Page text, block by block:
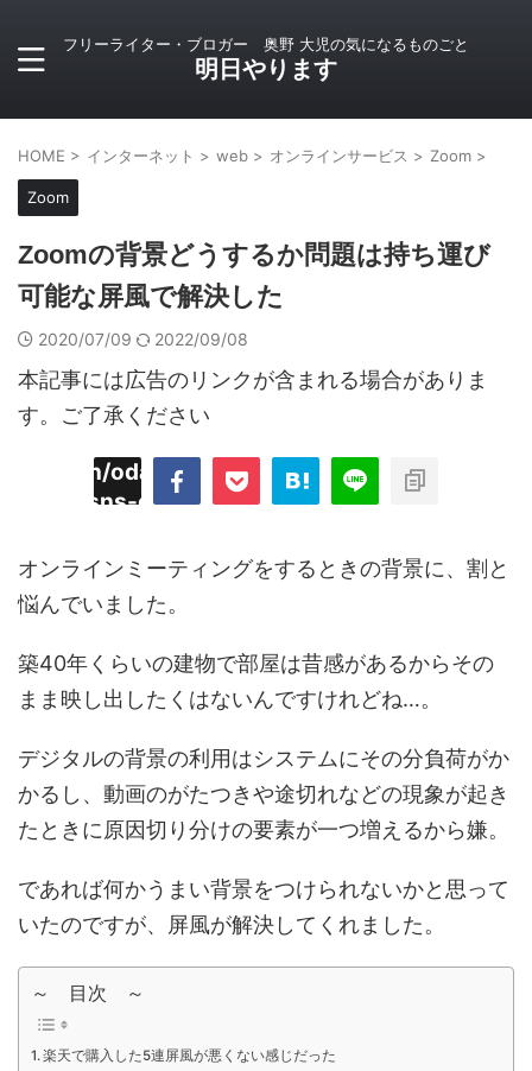
フリーライター・ブロガー 奥野 大児の気になるものごと
明日やります
HOME > インターネット > web > オンラインサービス > Zoom >
Zoom
Zoomの背景どうするか問題は持ち運び
可能な屏風で解決した
2020/07/09 2022/09/08
本記事には広告のリンクが含まれる場合がありま
す。ご了承ください
odaiji.com/public_html/blog/wp-
sns-count-cache/sns-count-
オンラインミーティングをするときの背景に、割と
悩んでいました。
築40年くらいの建物で部屋は昔感があるからその
まま映し出したくはないんですけれどね…。
デジタルの背景の利用はシステムにその分負荷がか
かるし、動画のがたつきや途切れなどの現象が起き
たときに原因切り分けの要素が一つ増えるから嫌。
であれば何かうまい背景をつけられないかと思って
いたのですが、屏風が解決してくれました。
～ 目次 ～
楽天で購入した5連屏風が悪くない感じだった